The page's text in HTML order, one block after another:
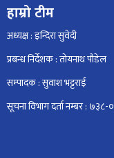
हाम्रो टीम
अध्यक्ष : इन्दिरा सुवेदी
प्रबन्ध निर्देशक : तोयनाथ पौडेल
सम्पादक : सुवाश भट्टराई
सूचना विभाग दर्ता नम्बर :